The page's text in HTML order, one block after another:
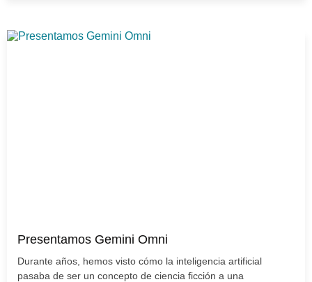
Presentamos Gemini Omni
Durante años, hemos visto cómo la inteligencia artificial
pasaba de ser un concepto de ciencia ficción a una